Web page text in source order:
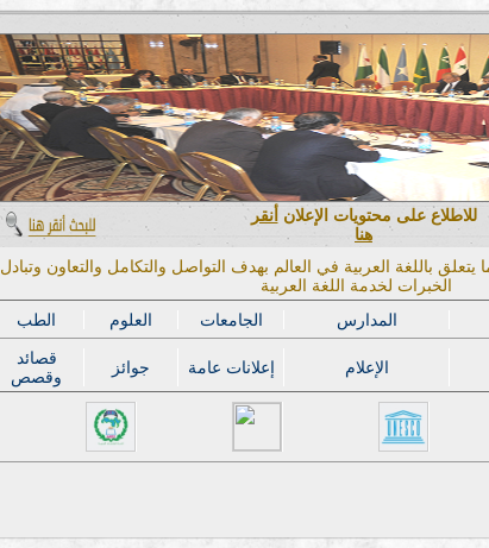
للاطلاع على محتويات الإعلان أنقر
هنا
باللغة العربية في العالم بهدف التواصل والتكامل والتعاون وتبادل
الخبرات لخدمة اللغة العربية
الطب العلوم الجامعات المدارس
قصائد
وقصص
جوائز إعلانات عامة الإعلام